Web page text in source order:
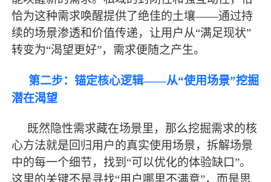
恰为这种需求唤醒提供了绝佳的土壤——通过持
续的场景渗透和价值传递，让用户从“满足现状”
转变为“渴望更好”，需求便随之产生。
第二步：锚定核心逻辑——从“使用场景”挖掘
潜在渴望
既然隐性需求藏在场景里，那么挖掘需求的核
心方法就是回归用户的真实使用场景，拆解场景
中的每一个细节，找到 “可以优化的体验缺口”。